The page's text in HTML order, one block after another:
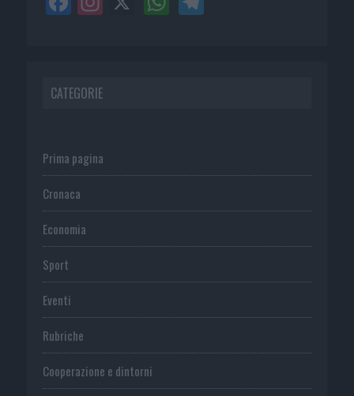
CATEGORIE
Prima pagina
Cronaca
Economia
Sport
Eventi
Rubriche
Cooperazione e dintorni